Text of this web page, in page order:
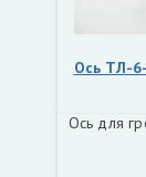
Ось ТЛ-
Ось для